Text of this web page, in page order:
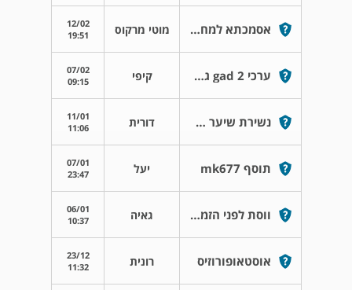
אסמכתא למחקר מוטי מרקוס
12/02
19:51
ערכי gad 2 גבוהים קיפי
07/02
09:15
נשירת שיער אצל גברים דורית
11/01
11:06
תוסף mk677 יעל
07/01
23:47
ווסת לפני הזמן עם נתילת גלולות גאיה
06/01
10:37
אוסטאופורוזיס רונית
23/12
11:32